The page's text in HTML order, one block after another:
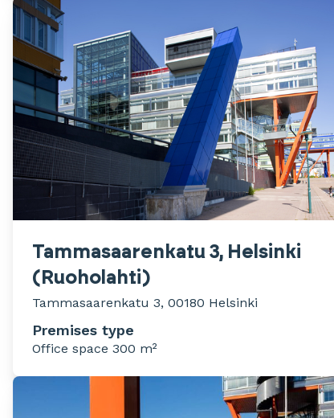
Tammasaarenkatu 3, Helsinki
(Ruoholahti)
Tammasaarenkatu 3, 00180 Helsinki
Premises type
Office space 300 m²